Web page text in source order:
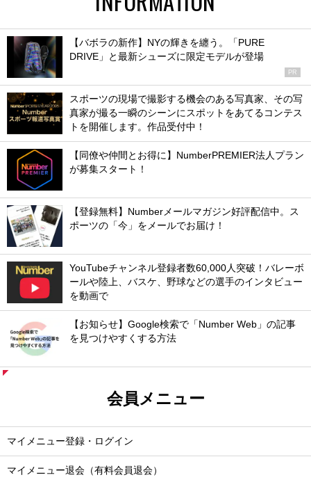
【バボラの新作】NYの輝きを纏う。「PURE
DRIVE」と最新シューズに限定モデルが登場
PR
スポーツの現場で撮影する機会のある写真家、その写
真家が撮る一瞬のシーンにスポットをあてるコンテス
トを開催します。作品受付中！
【同僚や仲間とお得に】NumberPREMIER法人プラン
が募集スタート！
【登録無料】Numberメールマガジン好評配信中。ス
ポーツの「今」をメールでお届け！
YouTubeチャンネル登録者数60,000人突破！バレーボ
ールや陸上、バスケ、野球などの選手のインタビュー
を動画で
【お知らせ】Google検索で「Number Web」の記事
を見つけやすくする方法
会員メニュー
マイメニュー登録・ログイン
マイメニュー退会（有料会員退会）